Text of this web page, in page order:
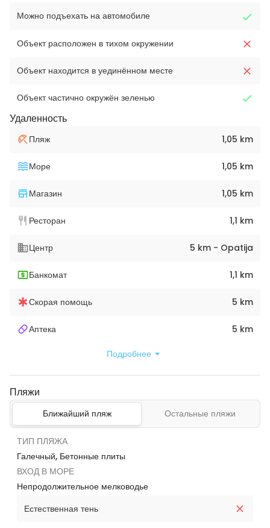
Можно подъехать на автомобиле
Объект расположен в тихом окружении
Объект находится в уединённом месте
Объект частично окружён зеленью
Удаленность
Пляж 1,05 km
Море 1,05 km
Магазин 1,05 km
Ресторан 1,1 km
Центр 5 km - Opatija
Банкомат 1,1 km
Скорая помощь 5 km
Аптека 5 km
Подробнее
Пляжи
Ближайший пляж Остальные пляжи
ТИП ПЛЯЖА
Галечный, Бетонные плиты
ВХОД В МОРЕ
Непродолжительное мелководье
Естественная тень